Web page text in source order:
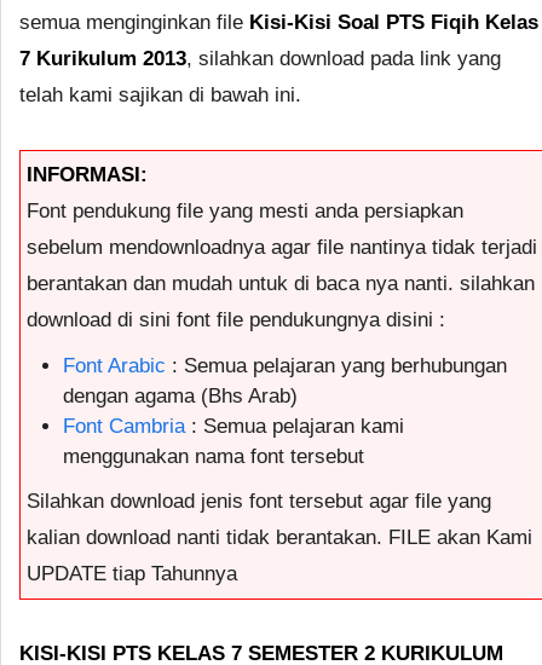
semua menginginkan file Kisi-Kisi Soal PTS Fiqih Kelas
7 Kurikulum 2013, silahkan download pada link yang
telah kami sajikan di bawah ini.
INFORMASI:
Font pendukung file yang mesti anda persiapkan
sebelum mendownloadnya agar file nantinya tidak terjadi
berantakan dan mudah untuk di baca nya nanti. silahkan
download di sini font file pendukungnya disini :
Font Arabic : Semua pelajaran yang berhubungan
dengan agama (Bhs Arab)
Font Cambria: Semua pelajaran kami
menggunakan nama font tersebut
Silahkan download jenis font tersebut agar file yang
kalian download nanti tidak berantakan. FILE akan Kami
UPDATE tiap Tahunnya
KISI-KISI PTS KELAS 7 SEMESTER 2 KURIKULUM